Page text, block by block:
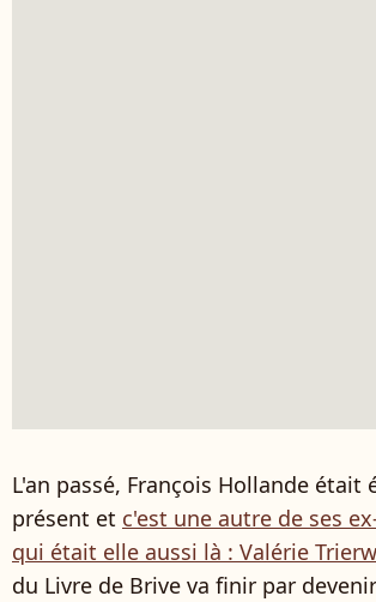
L'an passé, François Hollande était
présent et c'est une autre de ses
qui était elle aussi là : Valérie
du Livre de Brive va finir par